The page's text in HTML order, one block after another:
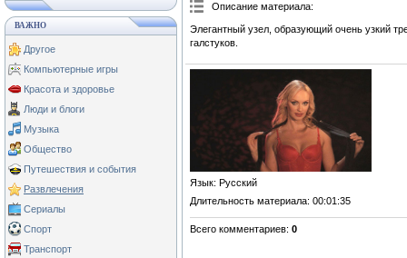
ВАЖНО
Другое
Компьютерные игры
Красота и здоровье
Люди и блоги
Музыка
Общество
Путешествия и события
Развлечения
Сериалы
Спорт
Транспорт
Описание материала:
Элегантный узел, образующий очень узкий
галстуков.
Язык: Русский
Длительность материала: 00:01:35
Всего комментариев: 0